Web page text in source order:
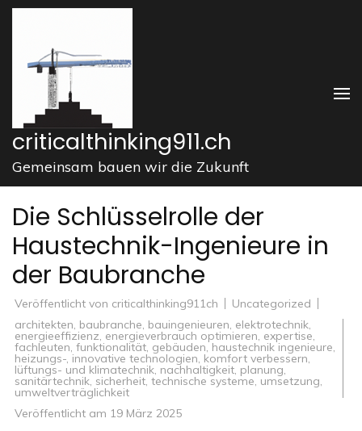
Zum
springen
drücken)
criticalthinking911.ch
Gemeinsam bauen wir die Zukunft
Die Schlüsselrolle der
Haustechnik-Ingenieure in
der Baubranche
Veröffentlicht von criticalthinking911ch
Uncategorized
architekten, baubranche, bauingenieuren, elektrotechnik,
energieeffizienz, energieverbrauch optimieren, expertise,
fachleuten, funktionalität, gebäuden, haustechnik ingenieure,
heizungs-, innovative technologien, komfort verbessern,
lüftungs- und klimatechnik, nachhaltigkeit, planung,
sanitärtechnik, sicherheit, technische systeme, umsetzung,
umweltverträglichkeit
Veröffentlicht am 19 März 2025